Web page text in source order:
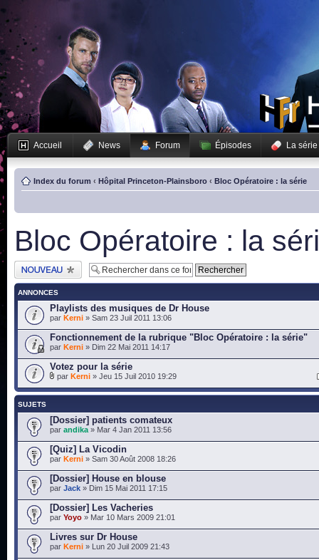
Accueil News Forum Épisodes La série
Index du forum ‹ Hôpital Princeton-Plainsboro ‹ Bloc Opératoire : la série
Bloc Opératoire : la
Publier un nouveau
sujet
ANNONCES
Playlists des musiques de Dr House
par Kerni » Sam 23 Juil 2011 13:06
Fonctionnement de la rubrique "Bloc Opératoire : la série"
par Kerni » Dim 22 Mai 2011 14:17
Votez pour la série
par Kerni » Jeu 15 Juil 2010 19:29
SUJETS
[Dossier] patients comateux
par andika » Mar 4 Jan 2011 13:56
[Quiz] La Vicodin
par Kerni » Sam 30 Août 2008 18:26
[Dossier] House en blouse
par Jack » Dim 15 Mai 2011 17:15
[Dossier] Les Vacheries
par Yoyo » Mar 10 Mars 2009 21:01
Livres sur Dr House
par Kerni » Lun 20 Juil 2009 21:43